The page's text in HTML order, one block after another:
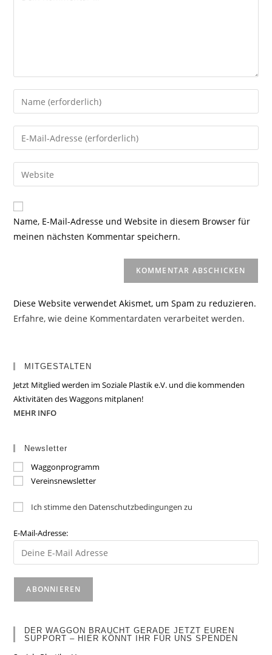
Gib
deinen
Namen
oder
zum
Kommentieren
ein
Gib
deine
E-
Mail-
zum
Kommentieren
ein
Gib
deine
Website-
URL
Name, E-Mail-Adresse und Website in diesem Browser für
meinen nächsten Kommentar speichern.
Diese Website verwendet Akismet, um Spam zu reduzieren.
Erfahre, wie deine Kommentardaten verarbeitet werden.
MITGESTALTEN
Jetzt Mitglied werden im Soziale Plastik e.V. und die kommenden
Aktivitäten des Waggons mitplanen!
MEHR INFO
Newsletter
Waggonprogramm
Vereinsnewsletter
Ich stimme den Datenschutzbedingungen zu
E-Mail-Adresse:
DER WAGGON BRAUCHT GERADE JETZT EUREN
SUPPORT – HIER KÖNNT IHR FÜR UNS SPENDEN